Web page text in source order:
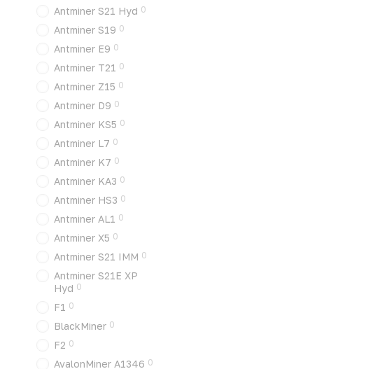
Antminer S21 Hyd 0
Antminer S19 0
Antminer E9 0
Antminer T21 0
Antminer Z15 0
Antminer D9 0
Antminer KS5 0
Antminer L7 0
Antminer K7 0
Antminer KA3 0
Antminer HS3 0
Antminer AL1 0
Antminer X5 0
Antminer S21 IMM 0
Antminer S21E XP
Hyd 0
F1 0
BlackMiner 0
F2 0
AvalonMiner A1346 0